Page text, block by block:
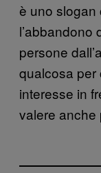
è uno slogan
l’abbandono
persone
qualcosa per
interesse in
valere anche